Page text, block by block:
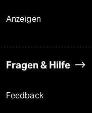
Anzeigen
Fragen & Hilfe
Feedback